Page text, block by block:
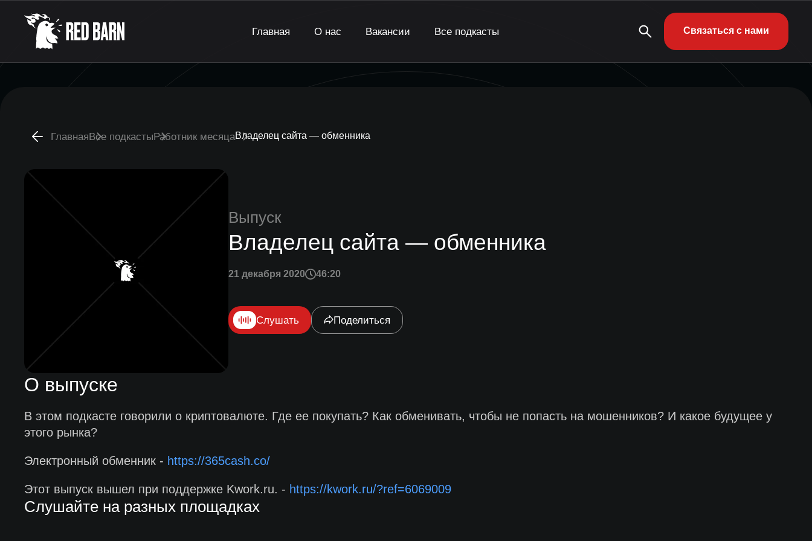
Главная О нас Вакансии Все подкасты Связаться с нами
ГлавнаяВсе подкастыРаботник месяцаВладелец сайта — обменника
Выпуск
Владелец сайта — обменника
21 декабря 2020 46:20
Слушать Поделиться
О выпуске
В этом подкасте говорили о криптовалюте. Где ее покупать? Как обменивать, чтобы не попасть на мошенников? И какое будущее у
этого рынка?
Электронный обменник - https://365cash.co/
Этот выпуск вышел при поддержке Kwork.ru. - https://kwork.ru/?ref=6069009
Слушайте на разных площадках